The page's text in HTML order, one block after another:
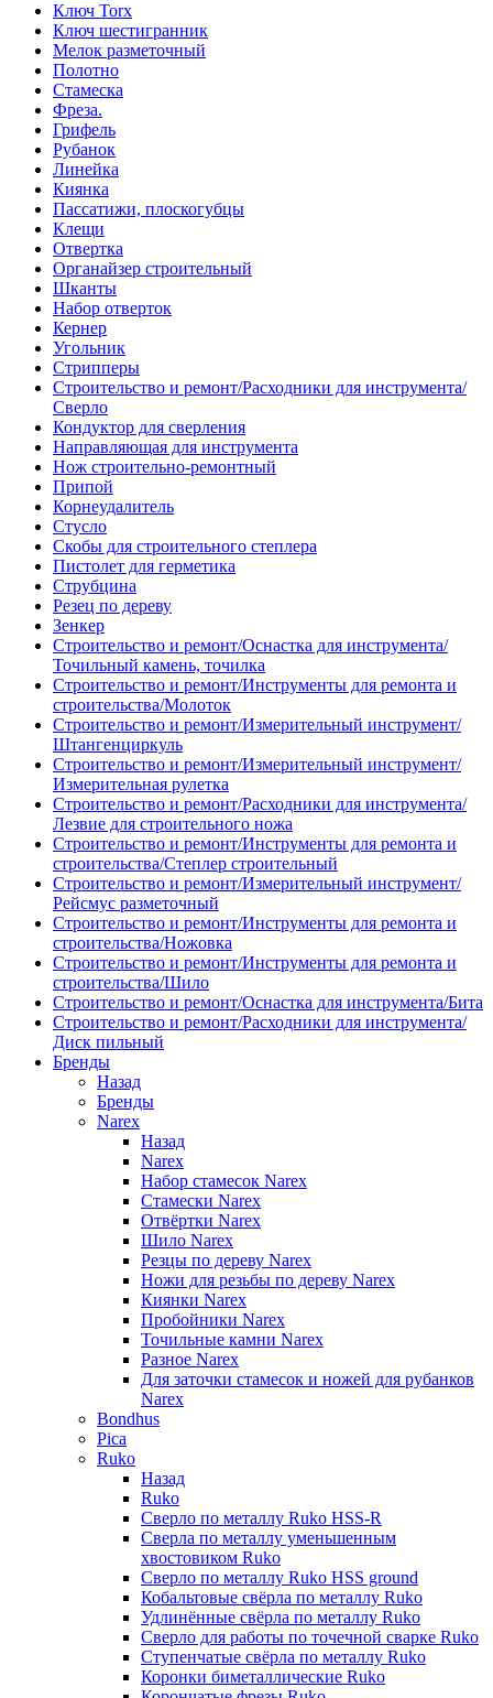
Ключ Torx
Ключ шестигранник
Мелок разметочный
Полотно
Стамеска
Фреза.
Грифель
Рубанок
Линейка
Киянка
Пассатижи, плоскогубцы
Клещи
Отвертка
Органайзер строительный
Шканты
Набор отверток
Кернер
Угольник
Стрипперы
Строительство и ремонт/Расходники для инструмента/
Сверло
Кондуктор для сверления
Направляющая для инструмента
Нож строительно-ремонтный
Припой
Корнеудалитель
Стусло
Скобы для строительного степлера
Пистолет для герметика
Струбцина
Резец по дереву
Зенкер
Строительство и ремонт/Оснастка для инструмента/
Точильный камень, точилка
Строительство и ремонт/Инструменты для ремонта и
строительства/Молоток
Строительство и ремонт/Измерительный инструмент/
Штангенциркуль
Строительство и ремонт/Измерительный инструмент/
Измерительная рулетка
Строительство и ремонт/Расходники для инструмента/
Лезвие для строительного ножа
Строительство и ремонт/Инструменты для ремонта и
строительства/Степлер строительный
Строительство и ремонт/Измерительный инструмент/
Рейсмус разметочный
Строительство и ремонт/Инструменты для ремонта и
строительства/Ножовка
Строительство и ремонт/Инструменты для ремонта и
строительства/Шило
Строительство и ремонт/Оснастка для инструмента/Бита
Строительство и ремонт/Расходники для инструмента/
Диск пильный
Бренды
Назад
Бренды
Narex
Назад
Narex
Набор стамесок Narex
Стамески Narex
Отвёртки Narex
Шило Narex
Резцы по дереву Narex
Ножи для резьбы по дереву Narex
Киянки Narex
Пробойники Narex
Точильные камни Narex
Разное Narex
Для заточки стамесок и ножей для рубанков
Narex
Bondhus
Pica
Ruko
Назад
Ruko
Сверло по металлу Ruko HSS-R
Сверла по металлу уменьшенным
хвостовиком Ruko
Сверло по металлу Ruko HSS ground
Кобальтовые свёрла по металлу Ruko
Удлинённые свёрла по металлу Ruko
Сверло для работы по точечной сварке Ruko
Ступенчатые свёрла по металлу Ruko
Коронки биметаллические Ruko